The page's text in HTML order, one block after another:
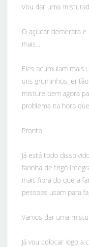
Vou dar uma
O açúcar demerara
mais...
Eles acumulam mais
uns gruminhos,
misture bem agora
problema na hora
Pronto!
Já está todo
farinha de trigo
mais fibra do que a
pessoas usam para
Vamos dar uma
Já vou colocar logo a